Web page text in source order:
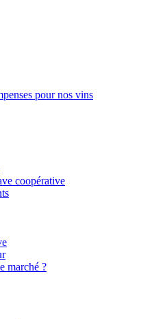
pour nos vins
coopérative
marché ?